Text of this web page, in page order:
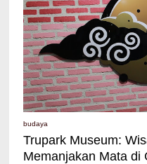
budaya
Trupark Museum:
Memanjakan Mata di